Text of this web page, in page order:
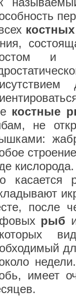
и
костные
не
кислорода.
касается
после
рыб
имеет